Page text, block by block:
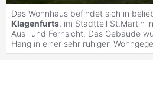
Das Wohnhaus befindet sich in
Klagenfurts, im Stadtteil St.Martin
Aus- und Fernsicht. Das Gebäude
Hang in einer sehr ruhigen